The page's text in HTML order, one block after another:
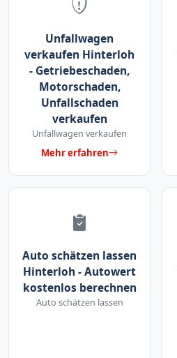
Unfallwagen
verkaufen Hinterloh
- Getriebeschaden,
Motorschaden,
Unfallschaden
verkaufen
Unfallwagen verkaufen
Mehr erfahren
Auto schätzen lassen
Hinterloh - Autowert
kostenlos berechnen
Auto schätzen lassen